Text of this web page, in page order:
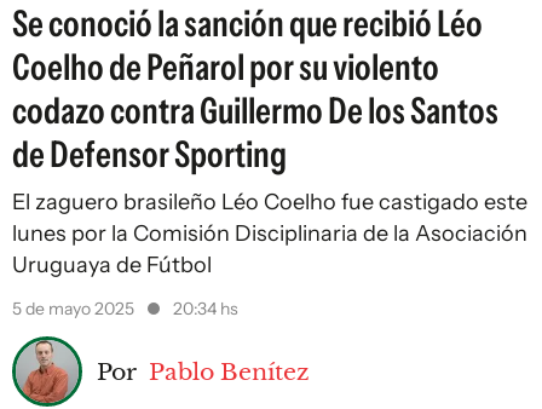
Se conoció la sanción que recibió Léo
Coelho de Peñarol por su violento
codazo contra Guillermo De los Santos
de Defensor Sporting
El zaguero brasileño Léo Coelho fue castigado este
lunes por la Comisión Disciplinaria de la Asociación
Uruguaya de Fútbol
5 de mayo 2025 20:34 hs
Por Pablo Benítez